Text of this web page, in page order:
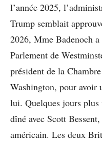
l’année 2025,
Trump semblait
2026, Mme Badenoch
Parlement de
président de la
Washington, pour avoir
lui. Quelques jours plus
dîné avec Scott
américain. Les deux